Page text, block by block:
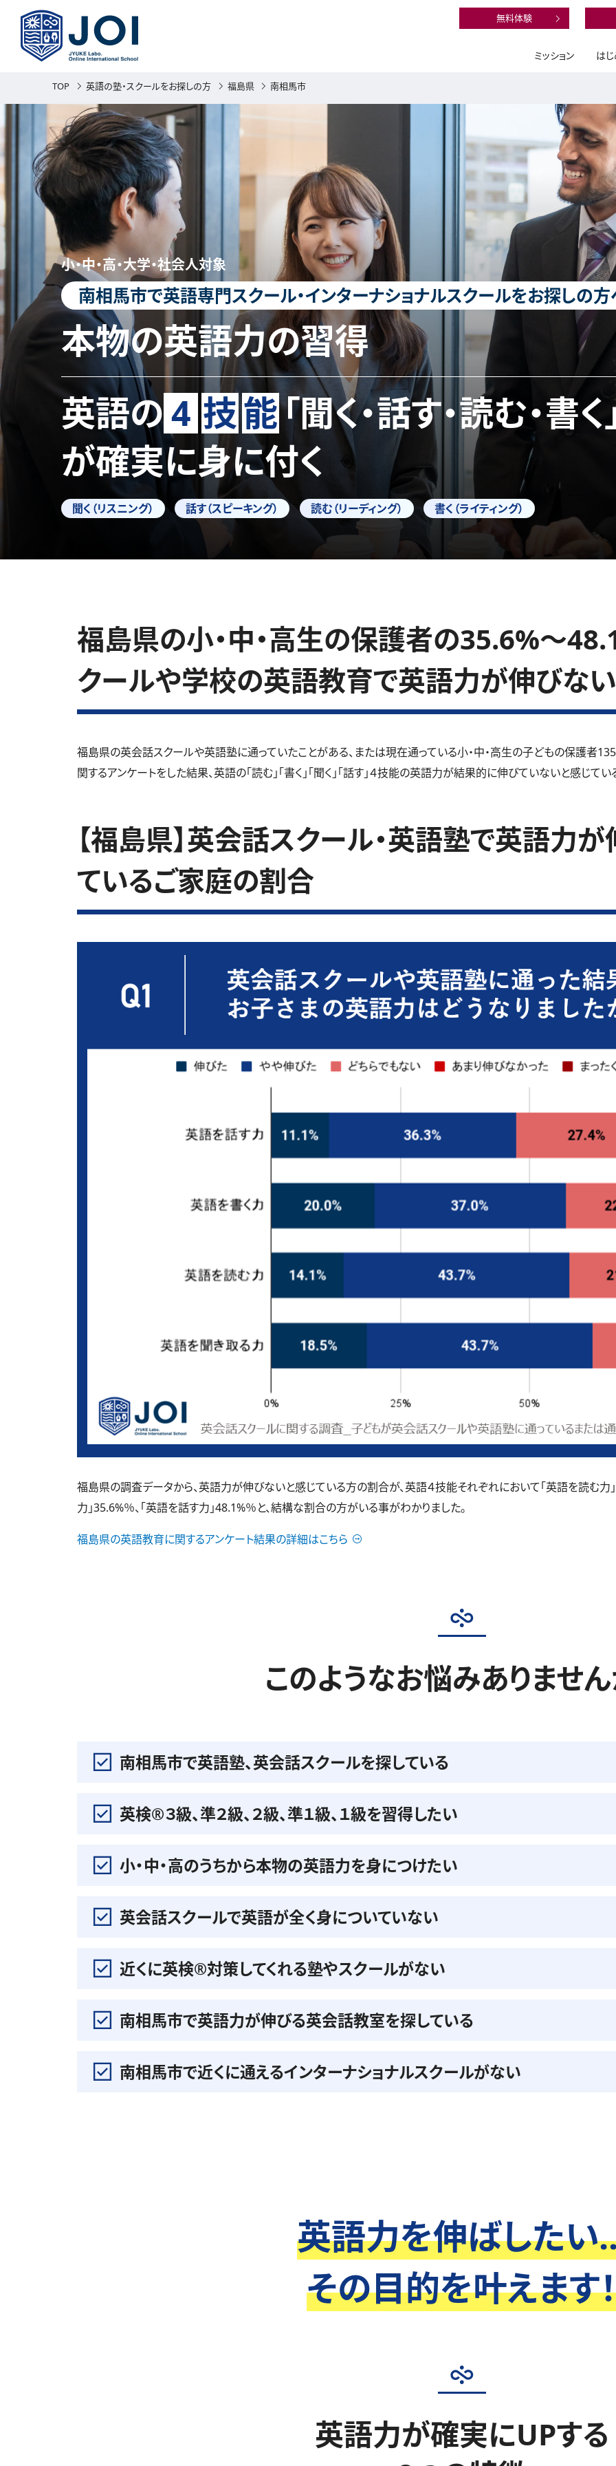
無料体験
ミッション は
TOP 英語の塾・スクールをお探しの方 福島県 南相馬市
小・中・高・大学・社会人対象
南相馬市で英語専門スクール・インターナショナルスクールをお探しの方
本物の英語力の習得
英語の4 技能「聞く・話す・読む・書く
が確実に身に付く
聞く（リスニング） 話す（スピーキング） 読む（リーディング） 書く（ライティング）
福島県の小・中・高生の保護者の35.6%～
クールや学校の英語教育で英語力が伸びな
福島県の英会話スクールや英語塾に通っていたことがある、または現在通っている小・中・高生の子どもの保護者
関するアンケートをした結果、英語の「読む」「書く」「聞く」「話す」４技能の英語力が結果的に伸びていないと感じ
【福島県】英会話スクール・英語塾で英語力
ているご家庭の割合
福島県の調査データから、英語力が伸びないと感じている方の割合が、英語４技能それぞれにおいて「英語を読む力」
力」35.6%％、「英語を話す力」48.1%％と、結構な割合の方がいる事がわかりました。
福島県の英語教育に関するアンケート結果の詳細はこちら
このようなお悩みありません
南相馬市で英語塾、英会話スクールを探している
英検®️３級、準２級、２級、準１級、１級を習得したい
小・中・高のうちから本物の英語力を身につけたい
英会話スクールで英語が全く身についていない
近くに英検®️対策してくれる塾やスクールがない
南相馬市で英語力が伸びる英会話教室を探している
南相馬市で近くに通えるインターナショナルスクールがない
英語力を伸ばしたい
その目的を叶えます
英語力が確実にUPする